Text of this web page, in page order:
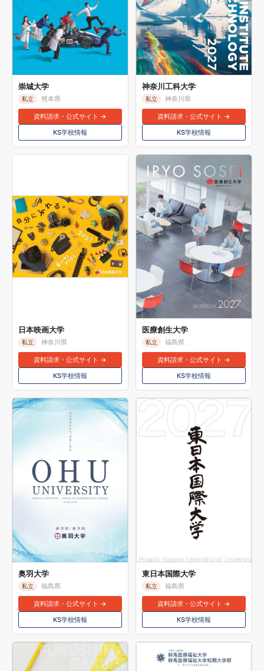
崇城大学
私立 熊本県
資料請求・公式サイト →
KS学校情報
神奈川工科大学
私立 神奈川県
資料請求・公式サイト →
KS学校情報
日本映画大学
私立 神奈川県
資料請求・公式サイト →
KS学校情報
医療創生大学
私立 福島県
資料請求・公式サイト →
KS学校情報
奥羽大学
私立 福島県
資料請求・公式サイト →
KS学校情報
東日本国際大学
私立 福島県
資料請求・公式サイト →
KS学校情報